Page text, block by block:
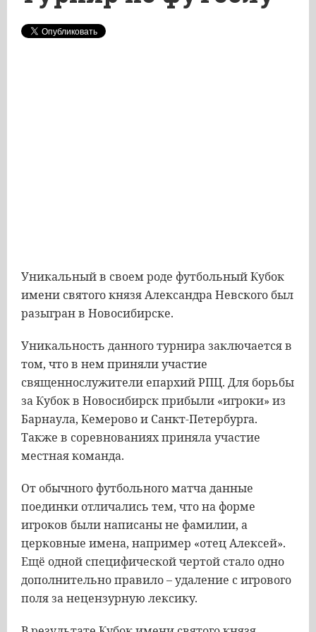
Уникальный в своем роде футбольный Кубок
имени святого князя Александра Невского был
разыгран в Новосибирске.
Уникальность данного турнира заключается в
том, что в нем приняли участие
священнослужители епархий РПЦ. Для борьбы
за Кубок в Новосибирск прибыли «игроки» из
Барнаула, Кемерово и Санкт-Петербурга.
Также в соревнованиях приняла участие
местная команда.
От обычного футбольного матча данные
поединки отличались тем, что на форме
игроков были написаны не фамилии, а
церковные имена, например «отец Алексей».
Ещё одной специфической чертой стало одно
дополнительно правило – удаление с игрового
поля за нецензурную лексику.